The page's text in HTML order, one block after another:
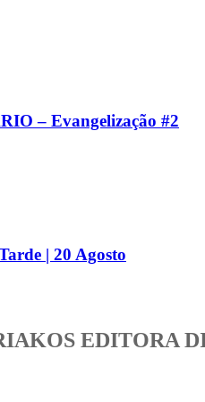
– Evangelização #2
| 20 Agosto
EDITORA